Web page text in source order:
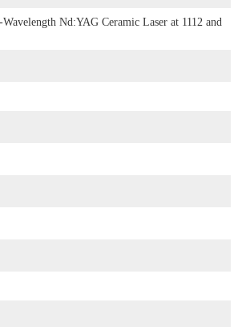
Nd:YAG Ceramic Laser at 1112 and